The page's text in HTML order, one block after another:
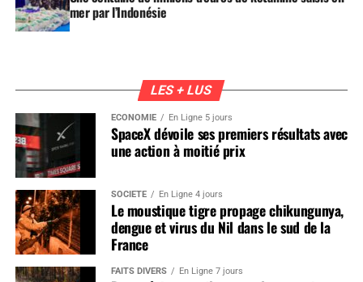
mer par l’Indonésie
LES + LUS
ÉCONOMIE En Ligne 5 jours
SpaceX dévoile ses premiers résultats avec
une action à moitié prix
SOCIÉTÉ En Ligne 4 jours
Le moustique tigre propage chikungunya,
dengue et virus du Nil dans le sud de la
France
FAITS DIVERS En Ligne 7 jours